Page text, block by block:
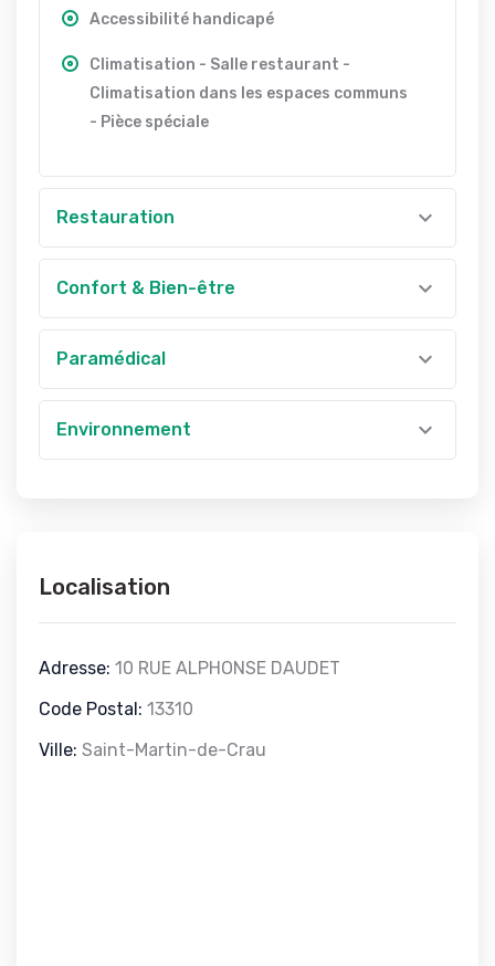
Accessibilité handicapé
Climatisation - Salle restaurant -
Climatisation dans les espaces communs
- Pièce spéciale
Restauration
Confort & Bien-être
Paramédical
Environnement
Localisation
Adresse: 10 RUE ALPHONSE DAUDET
Code Postal: 13310
Ville: Saint-Martin-de-Crau